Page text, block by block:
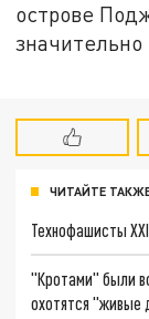
острове
ЧИТАЙТЕ
Технофашисты
"Кротами" были
охотятся "живые